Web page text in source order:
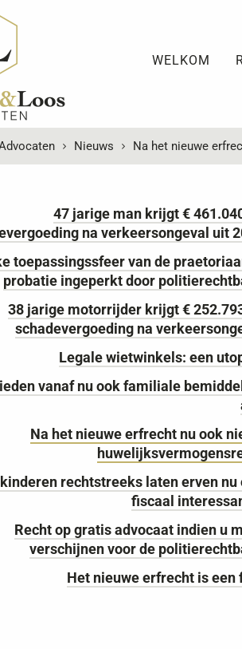
WELKOM
Nieuws Na het nieuwe
47 jarige man krijgt €
na verkeersongeval uit
toepassingssfeer van de
probatie ingeperkt door
38 jarige motorrijder krijgt €
schadevergoeding na
Legale wietwinkels: een
vanaf nu ook familiale
Na het nieuwe erfrecht nu ook
rechtstreeks laten erven nu
fiscaal
Recht op gratis advocaat indien u
verschijnen voor de
Het nieuwe erfrecht is een